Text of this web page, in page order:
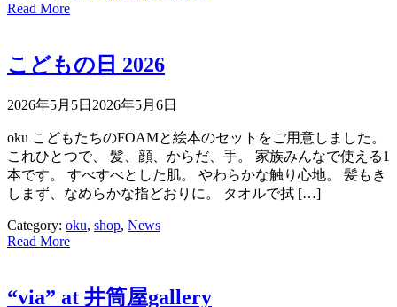
Read More
こどもの日 2026
2026年5月5日 2026年5月6日
oku こどもたちのFOAMと絵本のセットをご用意しました。
これひとつで、 髪、顔、からだ、手。 家族みんなで使える1
本です。 すべすべとした肌。 やわらかな触り心地。 髪もき
しまず、なめらかな指どおりに。 タオルで拭 […]
Category: oku, shop, News
Read More
“via” at 井筒屋gallery